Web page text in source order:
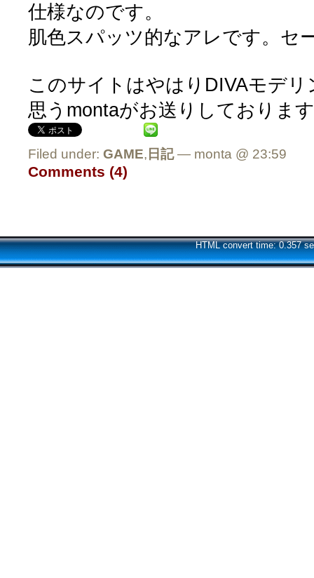
仕様なのです。
肌色スパッツ的なアレです。セ
このサイトはやはりDIVAモデ
思うmontaがお送りしておりま
Filed under: GAME, 日記— monta @ 23:59
Comments (4)
HTML convert time: 0.357